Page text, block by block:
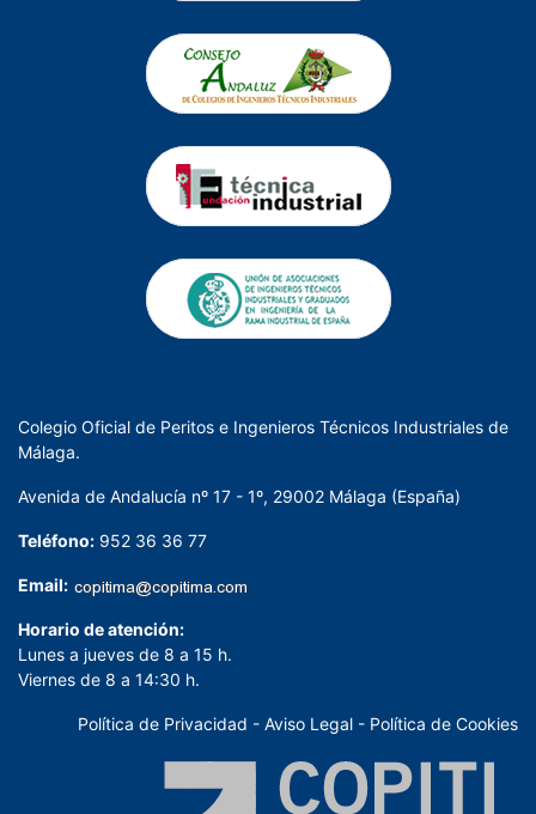
Colegio Oficial de Peritos e Ingenieros Técnicos Industriales de
Málaga.
Avenida de Andalucía nº 17 - 1º, 29002 Málaga (España)
Teléfono: 952 36 36 77
Email:
Horario de atención:
Lunes a jueves de 8 a 15 h.
Viernes de 8 a 14:30 h.
Política de Privacidad - Aviso Legal - Política de Cookies